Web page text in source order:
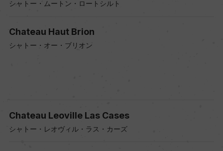
シャトー・ムートン・ロートシルト
Chateau Haut Brion
シャトー・オー・ブリオン
Chateau Leoville Las Cases
シャトー・レオヴィル・ラス・カーズ